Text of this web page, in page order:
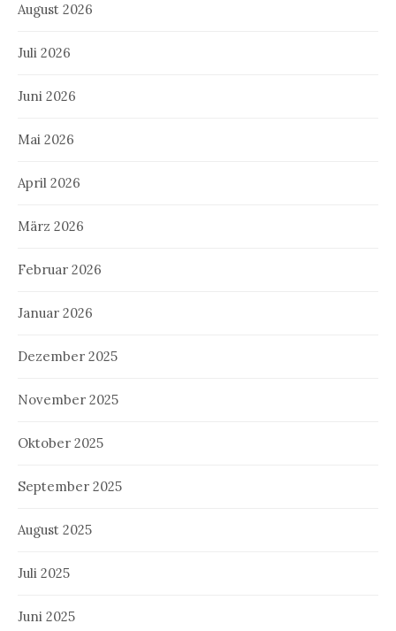
August 2026
Juli 2026
Juni 2026
Mai 2026
April 2026
März 2026
Februar 2026
Januar 2026
Dezember 2025
November 2025
Oktober 2025
September 2025
August 2025
Juli 2025
Juni 2025